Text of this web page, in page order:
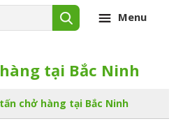
Menu
tại Bắc Ninh
chở hàng tại Bắc Ninh